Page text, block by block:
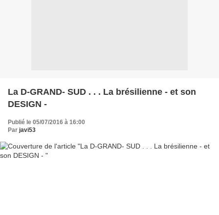
La D-GRAND- SUD . . . La brésilienne - et son
DESIGN -
Publié le 05/07/2016 à 16:00
Par javi53